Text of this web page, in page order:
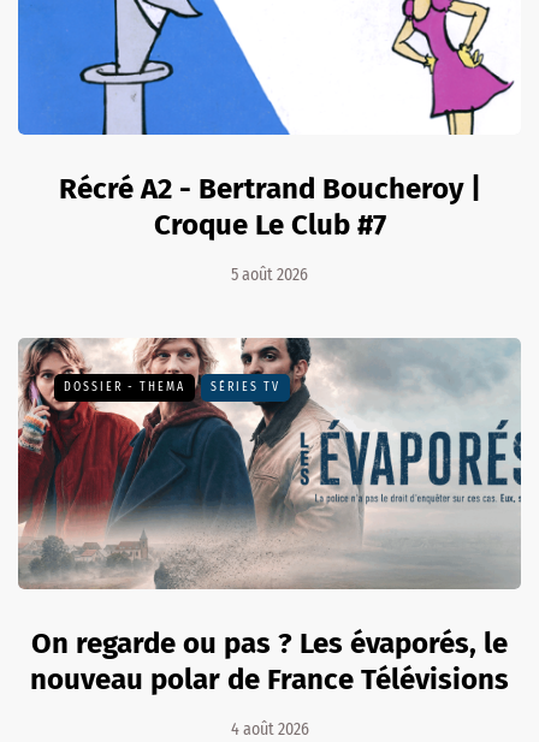
Récré A2 - Bertrand Boucheroy |
Croque Le Club #7
5 août 2026
DOSSIER - THEMA SÉRIES TV
On regarde ou pas ? Les évaporés, le
nouveau polar de France Télévisions
4 août 2026